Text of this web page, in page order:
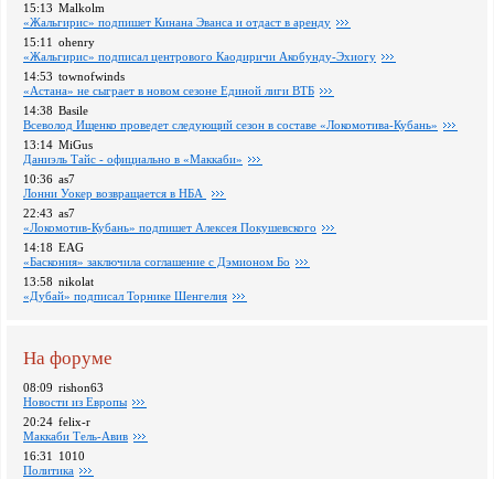
15:13 Malkolm
«Жальгирис» подпишет Кинана Эванса и отдаст в аренду
15:11
ohenry
«Жальгирис» подписал центрового Каодиричи Акобунду-Эхиогу
14:53 townofwinds
«Астана» не сыграет в новом сезоне Единой лиги ВТБ
14:38 Basile
Всеволод Ищенко проведет следующий сезон в составе «Локомотива-Кубань»
13:14 MiGus
Даниэль Тайс - официально в «Маккаби»
10:36 as7
Лонни Уокер возвращается в НБА
22:43 as7
«Локомотив-Кубань» подпишет Алексея Покушевского
14:18 EAG
«Баскония» заключила соглашение с Дэмионом Бо
13:58 nikolat
«Дубай» подписал Торнике Шенгелия
На форуме
08:09 rishon63
Новости из Европы
20:24 felix-r
Маккаби Тель-Авив
16:31
1010
Политика